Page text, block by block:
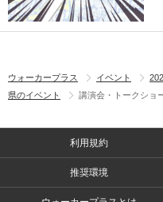
ウォーカープラス イベント
県のイベント
講演会・トークショ
利用規約
推奨環境